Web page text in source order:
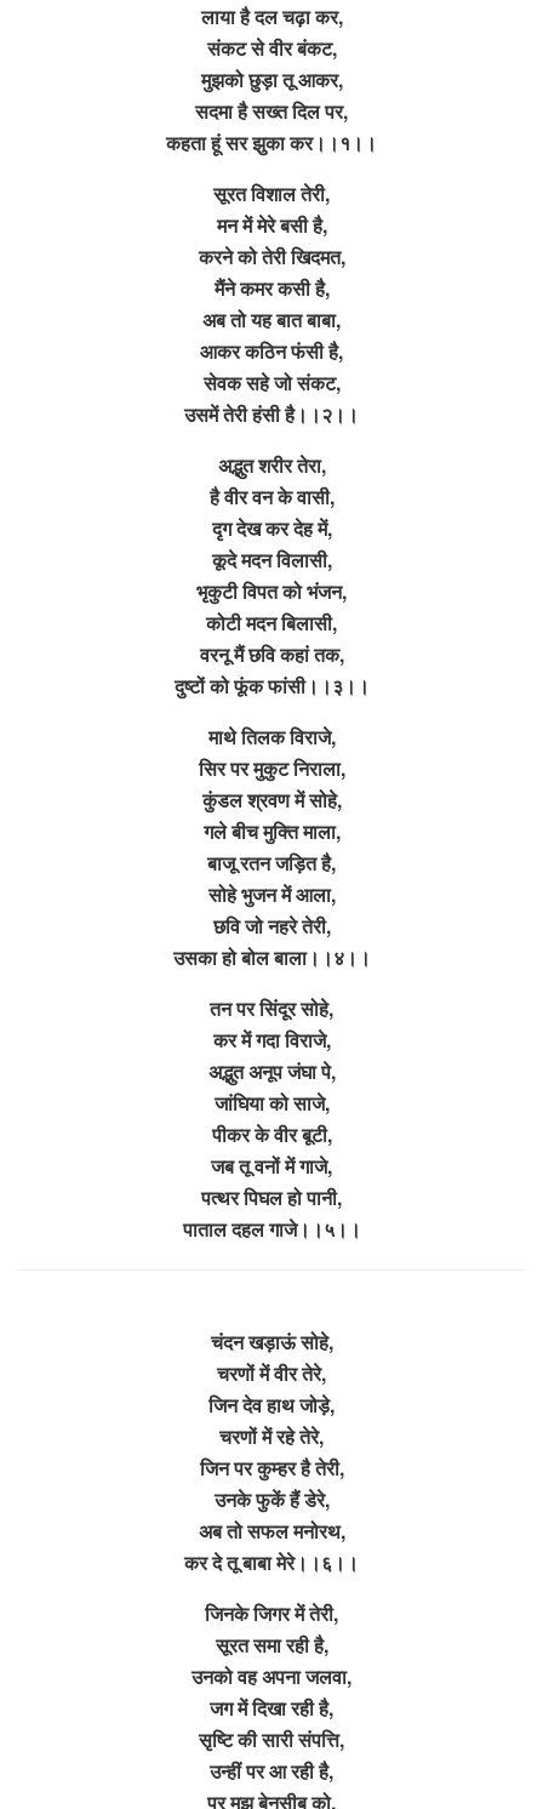
लाया है दल चढ़ा कर,
संकट से वीर बंकट,
मुझको छुड़ा तू आकर,
सदमा है सख्त दिल पर,
कहता हूं सर झुका कर।।१।।
सूरत विशाल तेरी,
मन में मेरे बसी है,
करने को तेरी खिदमत,
मैंने कमर कसी है,
अब तो यह बात बाबा,
आकर कठिन फंसी है,
सेवक सहे जो संकट,
उसमें तेरी हंसी है।।२।।
अद्भुत शरीर तेरा,
है वीर वन के वासी,
दृग देख कर देह में,
कूदे मदन विलासी,
भृकुटी विपत को भंजन,
कोटी मदन बिलासी,
वरनू मैं छवि कहां तक,
दुष्टों को फूंक फांसी।।३।।
माथे तिलक विराजे,
सिर पर मुकुट निराला,
कुंडल श्रवण में सोहे,
गले बीच मुक्ति माला,
बाजू रतन जड़ित है,
सोहे भुजन में आला,
छवि जो नहरे तेरी,
उसका हो बोल बाला।।४।।
तन पर सिंदूर सोहे,
कर में गदा विराजे,
अद्भुत अनूप जंघा पे,
जांघिया को साजे,
पीकर के वीर बूटी,
जब तू वनों में गाजे,
पत्थर पिघल हो पानी,
पाताल दहल गाजे।।५।।
चंदन खड़ाऊं सोहे,
चरणों में वीर तेरे,
जिन देव हाथ जोड़े,
चरणों में रहे तेरे,
जिन पर कुम्हर है तेरी,
उनके फुकें हैं डेरे,
अब तो सफल मनोरथ,
कर दे तू बाबा मेरे।।६।।
जिनके जिगर में तेरी,
सूरत समा रही है,
उनको वह अपना जलवा,
जग में दिखा रही है,
सृष्टि की सारी संपत्ति,
उन्हीं पर आ रही है,
पर मुझ बेनसीब को,